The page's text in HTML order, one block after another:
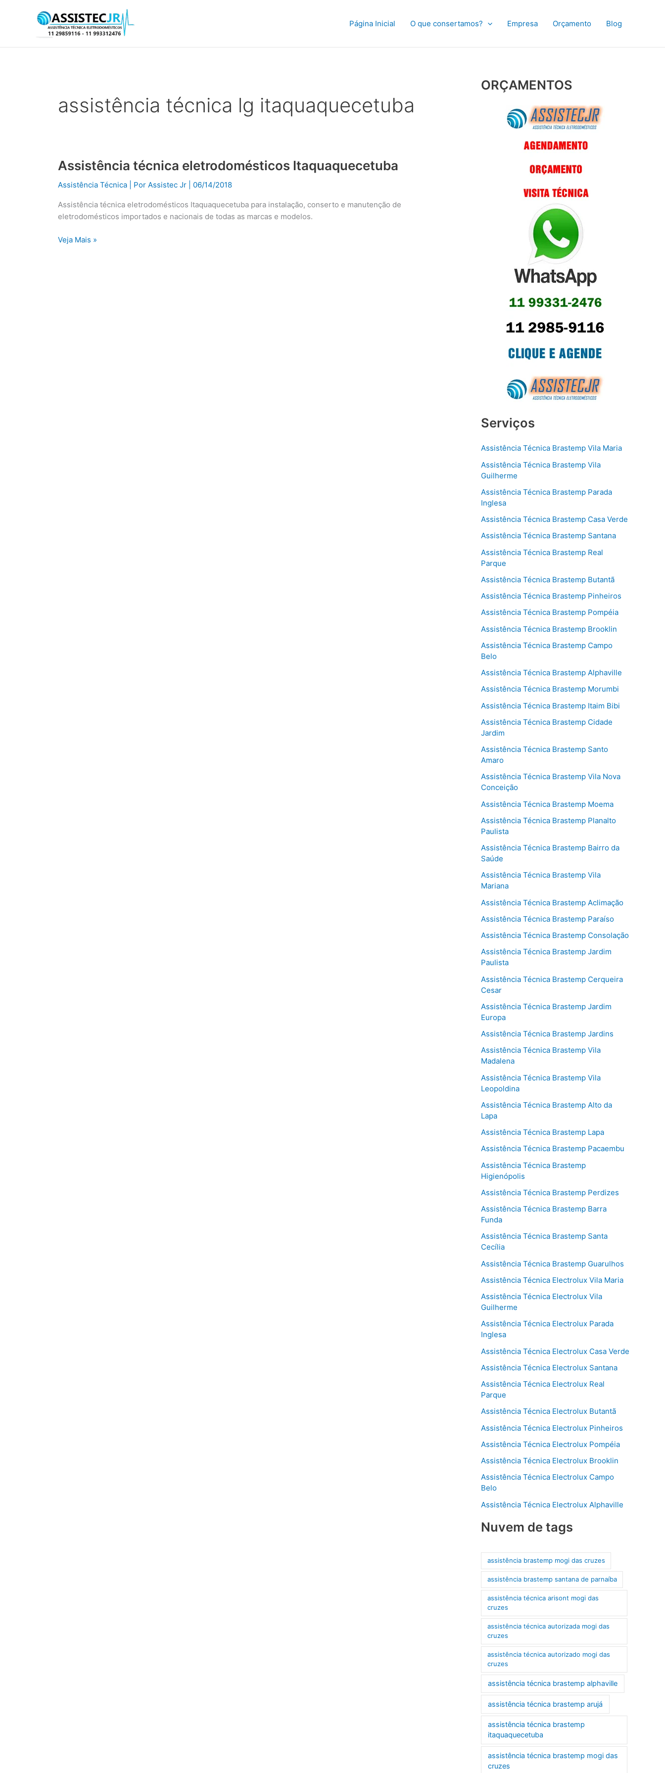
Página Inicial O que consertamos? Empresa Orçamento Blog
assistência técnica lg itaquaquecetuba
Assistência técnica eletrodomésticos Itaquaquecetuba
Assistência Técnica | Por Assistec Jr 06/14/2018
Assistência técnica eletrodomésticos Itaquaquecetuba para instalação, conserto e manutenção de
eletrodomésticos importados e nacionais de todas as marcas e modelos.
Assistência
eletrodomésticos
Veja Mais »
ORÇAMENTOS
Serviços
Assistência Técnica Brastemp Vila Maria
Assistência Técnica Brastemp Vila
Guilherme
Assistência Técnica Brastemp Parada
Inglesa
Assistência Técnica Brastemp Casa Verde
Assistência Técnica Brastemp Santana
Assistência Técnica Brastemp Real
Parque
Assistência Técnica Brastemp Butantã
Assistência Técnica Brastemp Pinheiros
Assistência Técnica Brastemp Pompéia
Assistência Técnica Brastemp Brooklin
Assistência Técnica Brastemp Campo
Belo
Assistência Técnica Brastemp Alphaville
Assistência Técnica Brastemp Morumbi
Assistência Técnica Brastemp Itaim Bibi
Assistência Técnica Brastemp Cidade
Jardim
Assistência Técnica Brastemp Santo
Amaro
Assistência Técnica Brastemp Vila Nova
Conceição
Assistência Técnica Brastemp Moema
Assistência Técnica Brastemp Planalto
Paulista
Assistência Técnica Brastemp Bairro da
Saúde
Assistência Técnica Brastemp Vila
Mariana
Assistência Técnica Brastemp Aclimação
Assistência Técnica Brastemp Paraíso
Assistência Técnica Brastemp Consolação
Assistência Técnica Brastemp Jardim
Paulista
Assistência Técnica Brastemp Cerqueira
Cesar
Assistência Técnica Brastemp Jardim
Europa
Assistência Técnica Brastemp Jardins
Assistência Técnica Brastemp Vila
Madalena
Assistência Técnica Brastemp Vila
Leopoldina
Assistência Técnica Brastemp Alto da
Lapa
Assistência Técnica Brastemp Lapa
Assistência Técnica Brastemp Pacaembu
Assistência Técnica Brastemp
Higienópolis
Assistência Técnica Brastemp Perdizes
Assistência Técnica Brastemp Barra
Funda
Assistência Técnica Brastemp Santa
Cecília
Assistência Técnica Brastemp Guarulhos
Assistência Técnica Electrolux Vila Maria
Assistência Técnica Electrolux Vila
Guilherme
Assistência Técnica Electrolux Parada
Inglesa
Assistência Técnica Electrolux Casa Verde
Assistência Técnica Electrolux Santana
Assistência Técnica Electrolux Real
Parque
Assistência Técnica Electrolux Butantã
Assistência Técnica Electrolux Pinheiros
Assistência Técnica Electrolux Pompéia
Assistência Técnica Electrolux Brooklin
Assistência Técnica Electrolux Campo
Belo
Assistência Técnica Electrolux Alphaville
Nuvem de tags
assistência brastemp mogi das cruzes
assistência brastemp santana de parnaíba
assistência técnica arisont mogi das
cruzes
assistência técnica autorizada mogi das
cruzes
assistência técnica autorizado mogi das
cruzes
assistência técnica brastemp alphaville
assistência técnica brastemp arujá
assistência técnica brastemp
itaquaquecetuba
assistência técnica brastemp mogi das
cruzes